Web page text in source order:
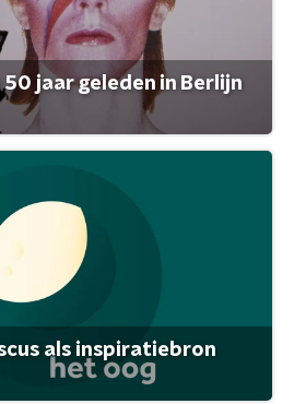
50 jaar geleden in Berlijn
als inspiratiebron